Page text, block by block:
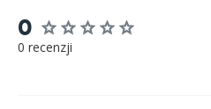
0
0 recenzji